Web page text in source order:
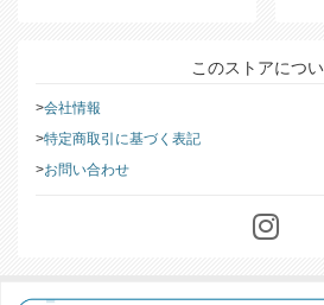
このストアにつ
会社情報
特定商取引に基づく表記
お問い合わせ